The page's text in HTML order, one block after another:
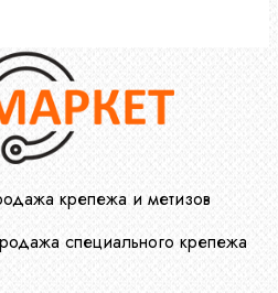
крепежа и метизов
специального крепежа